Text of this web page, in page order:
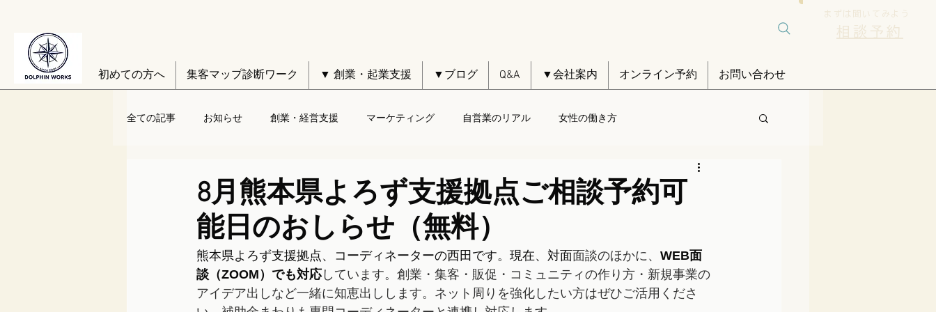
初めての方へ 集客マップ診断ワーク ▼ 創業・起業支援 ▼ブログ Q&A ▼会社案内 オンライン予約 お問い合わせ
まずは聞いてみよう
相談予約
全ての記事 お知らせ 創業・経営支援 マーケティング 自営業のリアル 女性の働き方
8月熊本県よろず支援拠点ご相談予約可
能日のおしらせ（無料）
熊本県よろず支援拠点、コーディネーターの西田です。現在、対面面談のほかに、 WEB面
談（ZOOM）でも対応しています。創業・集客・販促・コミュニティの作り方・新規事業の
アイデア出しなど一緒に知恵出しします。ネット周りを強化したい方はぜひご活用くださ